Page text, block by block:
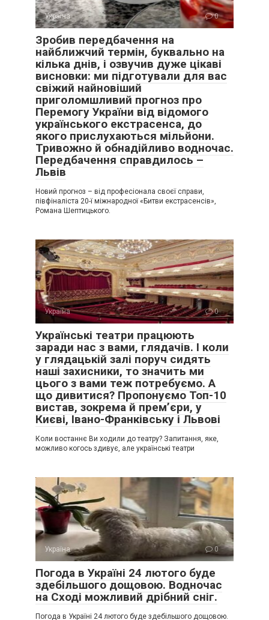
Україна 0
Зробив передбачення на
найближчий термін, буквально на
кілька днів, і озвучив дуже цікаві
висновки: ми підготували для вас
свіжий найновіший
приголомшливий прогноз про
Перемогу України від відомого
українського екстрасенса, до
якого прислухаються мільйони.
Тривожно й обнадійливо водночас.
Передбачення справдилось –
Львів
Новий прогноз – від професіонала своєї справи,
півфіналіста 20-ї міжнародної «Битви екстрасенсів»,
Романа Шептицького.
Україна 0
Українські театри працюють
заради нас з вами, глядачів. І коли
у глядацькій залі поруч сидять
наші захисники, то значить ми
цього з вами теж потребуємо. А
що дивитися? Пропонуємо Топ-10
вистав, зокрема й прем’єри, у
Києві, Івано-Франківську і Львові
Коли востаннє Ви ходили до театру? Запитання, яке,
можливо когось здивує, але українські театри
Україна 0
Погода в Україні 24 лютого буде
здебільшого дощовою. Водночас
на Сході можливий дрібний сніг.
Погода в Україні 24 лютого буде здебільшого дощовою.